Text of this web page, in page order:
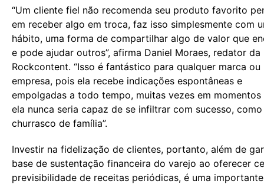
“Um cliente fiel não recomenda seu produto favorito
em receber algo em troca, faz isso simplesmente com
hábito, uma forma de compartilhar algo de valor que
e pode ajudar outros”, afirma Daniel Moraes, redator da
Rockcontent. “Isso é fantástico para qualquer marca ou
empresa, pois ela recebe indicações espontâneas e
empolgadas a todo tempo, muitas vezes em momentos
ela nunca seria capaz de se infiltrar com sucesso,
churrasco de família”.
Investir na fidelização de clientes, portanto, além de
base de sustentação financeira do varejo ao oferecer
previsibilidade de receitas periódicas, é uma importante